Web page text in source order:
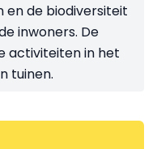
de biodiversiteit
inwoners. De
activiteiten in het
tuinen.